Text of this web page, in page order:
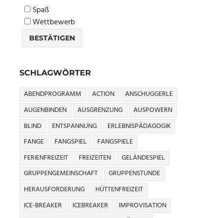
Spaß
Wettbewerb
SCHLAGWÖRTER
ABENDPROGRAMM ACTION
ANSCHUGGERLE
AUGENBINDEN
AUSGRENZUNG
AUSPOWERN
BLIND
ENTSPANNUNG
ERLEBNISPÄDAGOGIK
FANGE
FANGSPIEL
FANGSPIELE
FERIENFREIZEIT
FREIZEITEN
GELÄNDESPIEL
GRUPPENGEMEINSCHAFT
GRUPPENSTUNDE
HERAUSFORDERUNG
HÜTTENFREIZEIT
ICE-BREAKER
ICEBREAKER
IMPROVISATION